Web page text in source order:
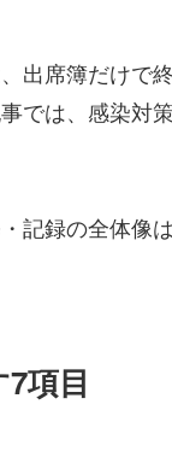
出席簿だけで
では、感染対
記録の全体像
項目